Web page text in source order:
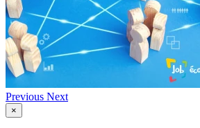
Previous Next
×